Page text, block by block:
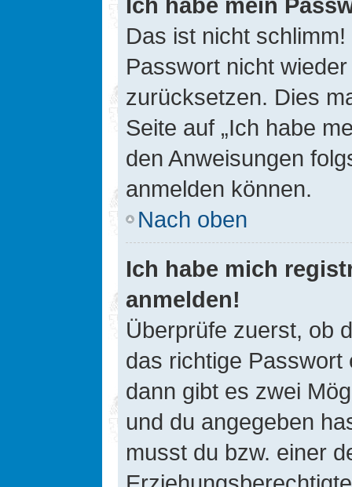
Das ist nicht
Passwort nicht
zurücksetzen. Dies
Seite auf „Ich habe
den Anweisungen
anmelden können.
Nach oben
Ich habe mich
anmelden!
Überprüfe zuerst, ob
das richtige Passwort
dann gibt es zwei
und du angegeben
musst du bzw. einer